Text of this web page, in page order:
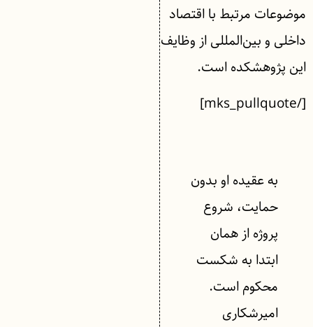
موضوعات مرتبط با اقتصاد
داخلی و بین‌المللی از وظایف
این پژوهشکده است.
[/mks_pullquote]
به عقیده او بدون
حمایت، شروع
پروژه از همان
ابتدا به شکست
محکوم است.
امیرشکاری